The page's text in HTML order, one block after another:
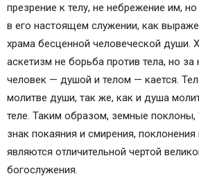
презрение к телу, не небрежение им,
в его настоящем служении, как
храма бесценной человеческой души.
аскетизм не борьба против тела, но за
человек — душой и телом — кается.
молитве души, так же, как и душа
теле. Таким образом, земные поклоны,
знак покаяния и смирения,
являются отличительной чертой
богослужения.